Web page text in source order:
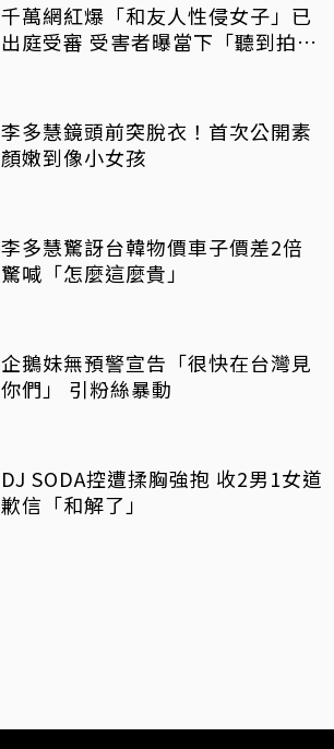
千萬網紅爆「和友人性侵女子」已
出庭受審 受害者曝當下「聽到拍片
李多慧鏡頭前突脫衣！首次公開素
顏嫩到像小女孩
李多慧驚訝台韓物價車子價差2倍
驚喊「怎麼這麼貴」
企鵝妹無預警宣告「很快在台灣見
你們」 引粉絲暴動
DJ SODA控遭揉胸強抱 收2男1女道
歉信「和解了」